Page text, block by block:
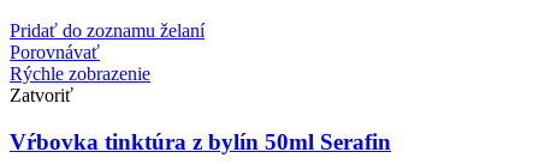
Pridať do zoznamu želaní
Porovnávať
Rýchle zobrazenie
Zatvoriť
Vŕbovka tinktúra z bylín 50ml Serafin